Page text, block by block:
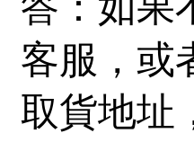
客服，或
取貨地址